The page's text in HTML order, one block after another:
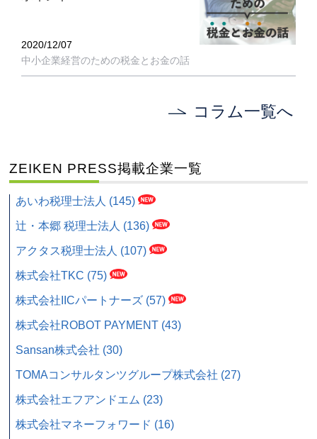
2020/12/07
中小企業経営のための税金とお金の話
コラム一覧へ
ZEIKEN PRESS掲載企業一覧
あいわ税理士法人 (145)
辻・本郷 税理士法人 (136)
アクタス税理士法人 (107)
株式会社TKC (75)
株式会社IICパートナーズ (57)
株式会社ROBOT PAYMENT (43)
Sansan株式会社 (30)
TOMAコンサルタンツグループ株式会社 (27)
株式会社エフアンドエム (23)
株式会社マネーフォワード (16)